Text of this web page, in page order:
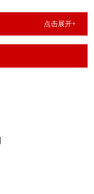
点击展开+